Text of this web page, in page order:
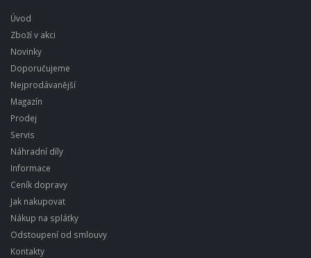
Úvod
Zboží v akci
Novinky
Doporučujeme
Nejprodávanější
Magazín
Prodej
Servis
Náhradní díly
Informace
Ceník dopravy
Jak nakupovat
Nákup na splátky
Odstoupení od smlouvy
Kontakty